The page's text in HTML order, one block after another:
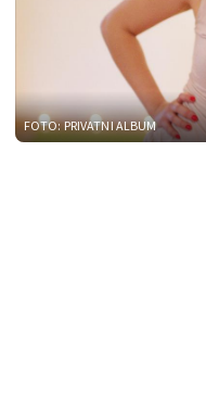
FOTO: PRIVATNI ALBUM